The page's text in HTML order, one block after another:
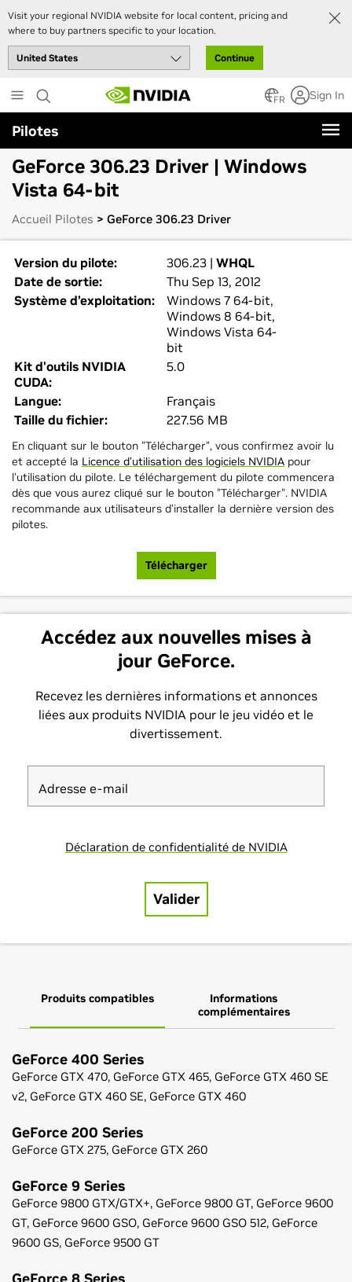
Visit your regional NVIDIA website for local content, pricing and
where to buy partners specific to your location.
Continue
to
main
content
FR Sign In
Pilotes
GeForce 306.23 Driver | Windows
Vista 64-bit
Accueil Pilotes > GeForce 306.23 Driver
Version du pilote: 306.23 | WHQL
Date de sortie:
Thu Sep 13, 2012
Système d’exploitation:
Windows 7 64-bit,
Windows 8 64-bit,
Windows Vista 64-
bit
Kit d'outils NVIDIA
CUDA:
5.0
Langue:
Français
Taille du fichier:
227.56 MB
En cliquant sur le bouton "Télécharger", vous confirmez avoir lu
et accepté la Licence d'utilisation des logiciels NVIDIA pour
l'utilisation du pilote. Le téléchargement du pilote commencera
dès que vous aurez cliqué sur le bouton "Télécharger". NVIDIA
recommande aux utilisateurs d’installer la dernière version des
pilotes.
Télécharger
Produits compatibles
Informations
complémentaires
GeForce 400 Series
GeForce GTX 470, GeForce GTX 465, GeForce GTX 460 SE
v2, GeForce GTX 460 SE, GeForce GTX 460
GeForce 200 Series
GeForce GTX 275, GeForce GTX 260
GeForce 9 Series
GeForce 9800 GTX/GTX+, GeForce 9800 GT, GeForce 9600
GT, GeForce 9600 GSO, GeForce 9600 GSO 512, GeForce
9600 GS, GeForce 9500 GT